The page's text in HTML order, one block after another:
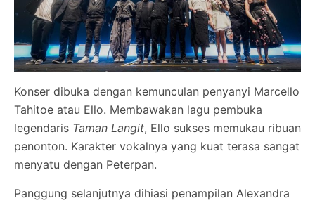
Konser dibuka dengan kemunculan penyanyi Marcello
Tahitoe atau Ello. Membawakan lagu pembuka
legendaris Taman Langit, Ello sukses memukau ribuan
penonton. Karakter vokalnya yang kuat terasa sangat
menyatu dengan Peterpan.
Panggung selanjutnya dihiasi penampilan Alexandra